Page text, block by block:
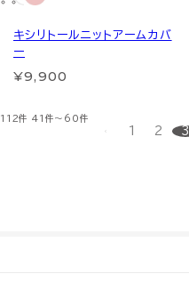
キシリトールニットアームカバ
ー
¥9,900
112件 41件～60件
1 2 3